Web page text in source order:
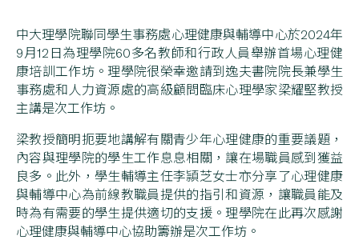
中大理學院聯同學生事務處心理健康與輔導中心於2024年
9月12日為理學院60多名教師和行政人員舉辦首場心理健
康培訓工作坊。理學院很榮幸邀請到逸夫書院院長兼學生
事務處和人力資源處的高級顧問臨床心理學家梁耀堅教授
主講是次工作坊。
梁教授簡明扼要地講解有關青少年心理健康的重要議題，
內容與理學院的學生工作息息相關，讓在場職員感到獲益
良多。此外，學生輔導主任李頴芝女士亦分享了心理健康
與輔導中心為前線教職員提供的指引和資源，讓職員能及
時為有需要的學生提供適切的支援。理學院在此再次感謝
心理健康與輔導中心協助籌辦是次工作坊。